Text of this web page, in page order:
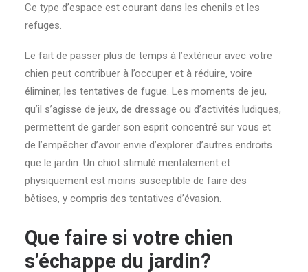
Ce type d’espace est courant dans les chenils et les
refuges.
Le fait de passer plus de temps à l’extérieur avec votre
chien peut contribuer à l’occuper et à réduire, voire
éliminer, les tentatives de fugue. Les moments de jeu,
qu’il s’agisse de jeux, de dressage ou d’activités ludiques,
permettent de garder son esprit concentré sur vous et
de l’empêcher d’avoir envie d’explorer d’autres endroits
que le jardin. Un chiot stimulé mentalement et
physiquement est moins susceptible de faire des
bêtises, y compris des tentatives d’évasion.
Que faire si votre chien
s’échappe du jardin?